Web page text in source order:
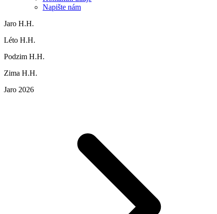
Napište nám
Jaro H.H.
Léto H.H.
Podzim H.H.
Zima H.H.
Jaro 2026